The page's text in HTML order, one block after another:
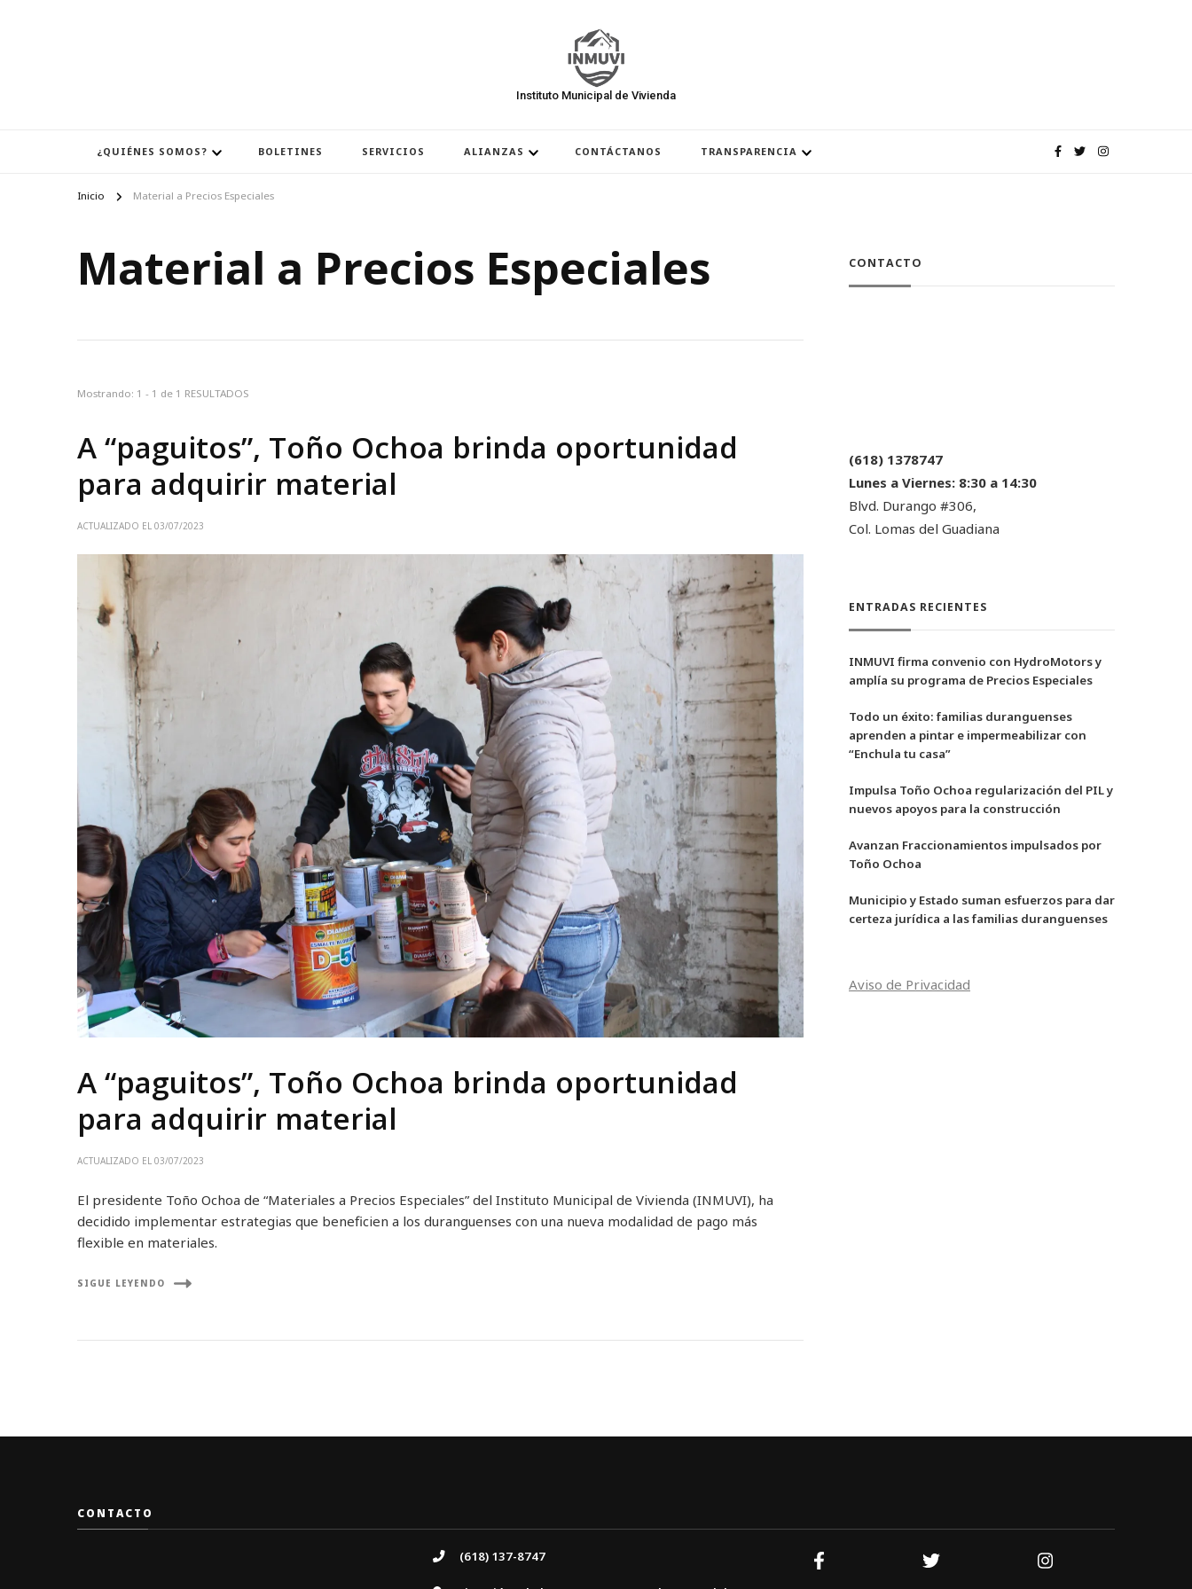
Instituto Municipal de Vivienda
¿QUIÉNES SOMOS? BOLETINES SERVICIOS ALIANZAS CONTÁCTANOS TRANSPARENCIA
Inicio Material a Precios Especiales
Material a Precios Especiales
Mostrando: 1 - 1 de 1 RESULTADOS
A “paguitos”, Toño Ochoa brinda oportunidad
para adquirir material
ACTUALIZADO EL03/07/2023
A “paguitos”, Toño Ochoa brinda oportunidad
para adquirir material
ACTUALIZADO EL03/07/2023
El presidente Toño Ochoa de “Materiales a Precios Especiales” del Instituto Municipal de Vivienda (INMUVI), ha
decidido implementar estrategias que beneficien a los duranguenses con una nueva modalidad de pago más
flexible en materiales.
SIGUE LEYENDO
CONTACTO
(618) 1378747
Lunes a Viernes: 8:30 a 14:30
Blvd. Durango #306,
Col. Lomas del Guadiana
ENTRADAS RECIENTES
INMUVI firma convenio con HydroMotors y
amplía su programa de Precios Especiales
Todo un éxito: familias duranguenses
aprenden a pintar e impermeabilizar con
“Enchula tu casa”
Impulsa Toño Ochoa regularización del PIL y
nuevos apoyos para la construcción
Avanzan Fraccionamientos impulsados por
Toño Ochoa
Municipio y Estado suman esfuerzos para dar
certeza jurídica a las familias duranguenses
Aviso de Privacidad
CONTACTO
(618) 137-8747